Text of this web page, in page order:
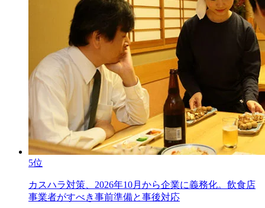
5位
カスハラ対策、2026年10月から企業に義務化。飲食店
事業者がすべき事前準備と事後対応